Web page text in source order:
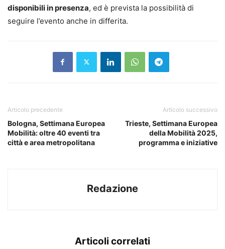
disponibili in presenza, ed è prevista la possibilità di
seguire l’evento anche in differita.
Articolo precedente
Bologna, Settimana Europea
Mobilità: oltre 40 eventi tra
città e area metropolitana
Articolo successivo
Trieste, Settimana Europea
della Mobilità 2025,
programma e iniziative
Redazione
Articoli correlati